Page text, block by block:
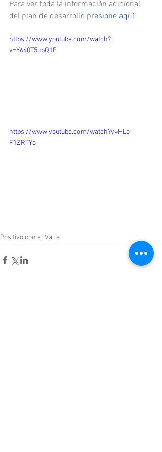
Para ver toda la información adicional
del plan de desarrollo presione aquí.
https://www.youtube.com/watch?
v=Y640T5ubQ1E
https://www.youtube.com/watch?v=HLo-
F1ZRTYo
Positivo con el Valle